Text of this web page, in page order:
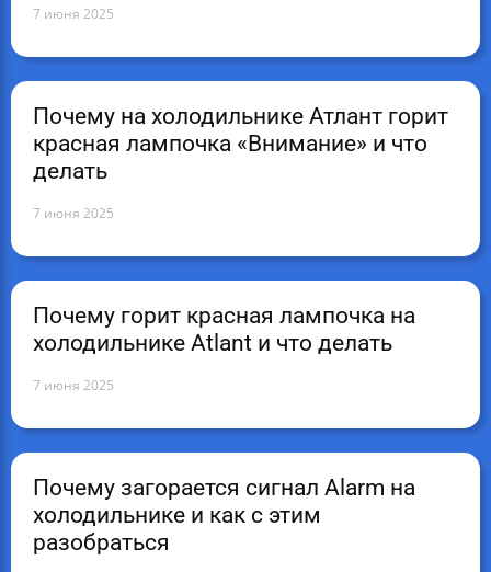
7 июня 2025
Почему на холодильнике Атлант горит
красная лампочка «Внимание» и что
делать
7 июня 2025
Почему горит красная лампочка на
холодильнике Atlant и что делать
7 июня 2025
Почему загорается сигнал Alarm на
холодильнике и как с этим
разобраться